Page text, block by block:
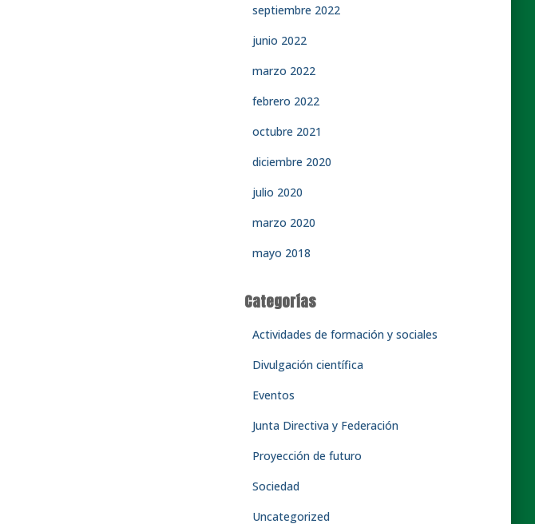
septiembre 2022
junio 2022
marzo 2022
febrero 2022
octubre 2021
diciembre 2020
julio 2020
marzo 2020
mayo 2018
Categorías
Actividades de formación y sociales
Divulgación científica
Eventos
Junta Directiva y Federación
Proyección de futuro
Sociedad
Uncategorized